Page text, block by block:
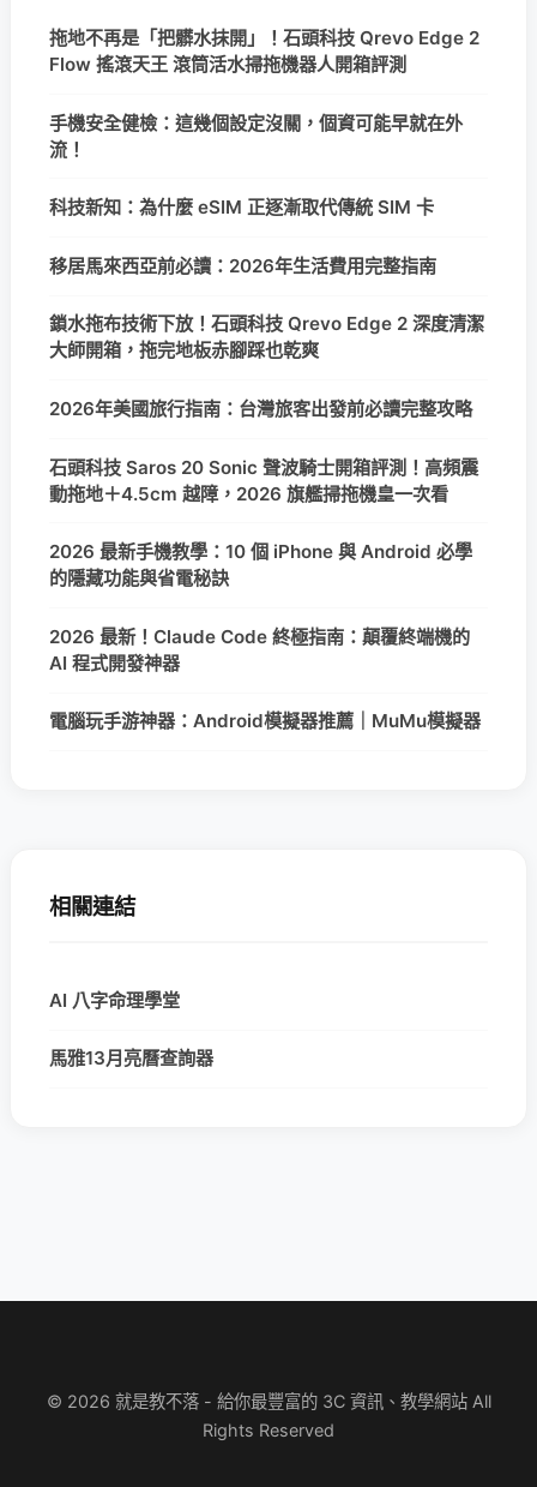
拖地不再是「把髒水抹開」！石頭科技 Qrevo Edge 2
Flow 搖滾天王 滾筒活水掃拖機器人開箱評測
手機安全健檢：這幾個設定沒關，個資可能早就在外
流！
科技新知：為什麼 eSIM 正逐漸取代傳統 SIM 卡
移居馬來西亞前必讀：2026年生活費用完整指南
鎖水拖布技術下放！石頭科技 Qrevo Edge 2 深度清潔
大師開箱，拖完地板赤腳踩也乾爽
2026年美國旅行指南：台灣旅客出發前必讀完整攻略
石頭科技 Saros 20 Sonic 聲波騎士開箱評測！高頻震
動拖地＋4.5cm 越障，2026 旗艦掃拖機皇一次看
2026 最新手機教學：10 個 iPhone 與 Android 必學
的隱藏功能與省電秘訣
2026 最新！Claude Code 終極指南：顛覆終端機的
AI 程式開發神器
電腦玩手游神器：Android模擬器推薦｜MuMu模擬器
相關連結
AI 八字命理學堂
馬雅13月亮曆查詢器
© 2026 就是教不落 - 給你最豐富的 3C 資訊、教學網站 All
Rights Reserved